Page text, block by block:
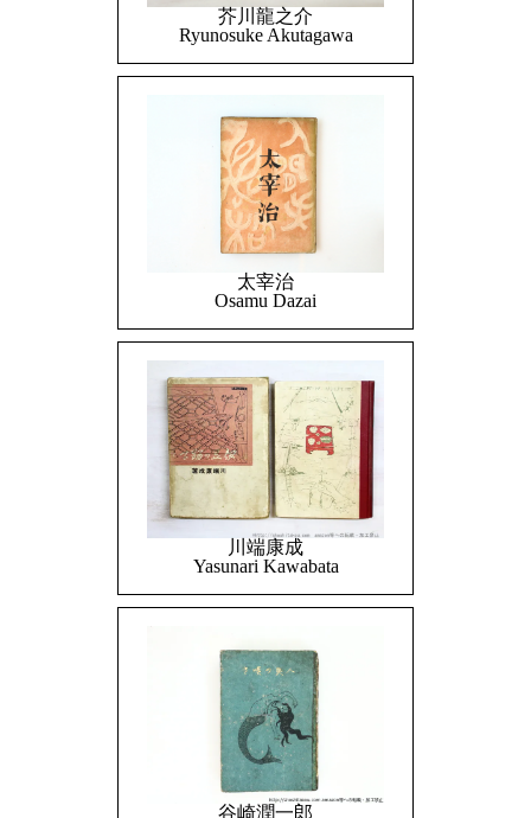
芥川龍之介
Ryunosuke Akutagawa
太宰治
Osamu Dazai
川端康成
Yasunari Kawabata
谷崎潤一郎